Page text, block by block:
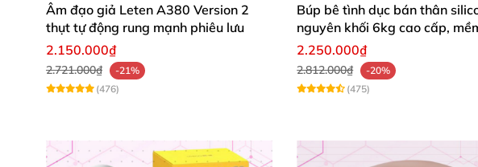
Âm đạo giả Leten A380 Version 2
thụt tự động rung mạnh phiêu lưu
2.150.000₫
2.721.000₫
-21%
(476)
Búp bê tình dục bán thân
nguyên khối 6kg cao cấp,
giá siêu tốt
2.250.000₫
2.812.000₫
-20%
(475)